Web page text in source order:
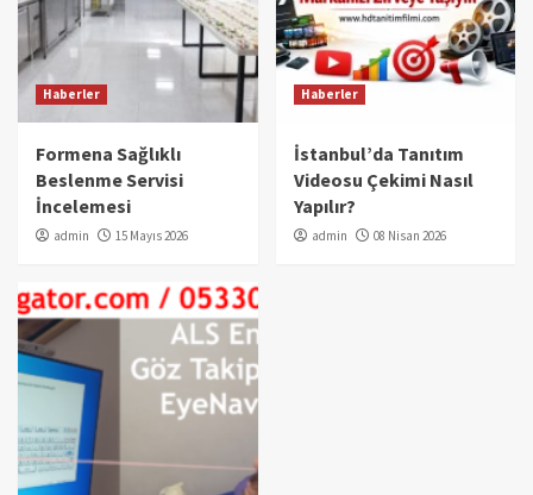
Haberler
Formena Sağlıklı
Beslenme Servisi
İncelemesi
admin 15 Mayıs 2026
Haberler
İstanbul’da Tanıtım
Videosu Çekimi Nasıl
Yapılır?
admin 08 Nisan 2026